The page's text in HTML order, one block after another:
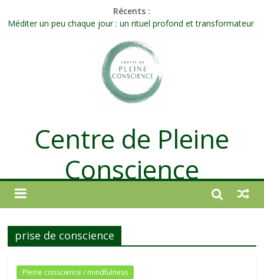
Récents :
Méditer un peu chaque jour : un rituel profond et transformateur
Célébrer la Vie jusque dans les petites actions
Quand on n’arrive plus à agir : et si ce n’était pas un manque de
Une attention consciente d’elle-même, non dirigée par le mental
Centre de Pleine
Conscience
prise de conscience
Pleine conscience / mindfulness